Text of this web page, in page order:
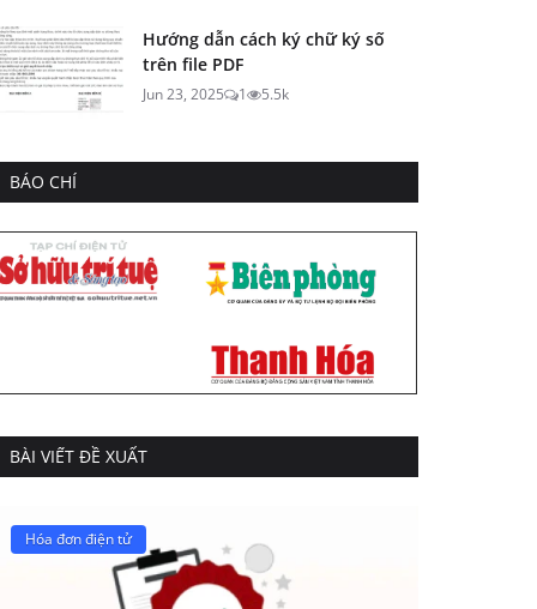
Hướng dẫn cách ký chữ ký số
trên file PDF
Jun 23, 2025 1 5.5k
BÁO CHÍ
BÀI VIẾT ĐỀ XUẤT
Hóa đơn điện tử